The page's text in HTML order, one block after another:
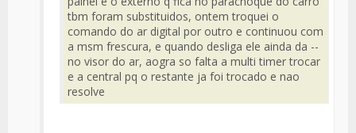
tbm foram substituidos, ontem troquei o
comando do ar digital por outro e continuou com
a msm frescura, e quando desliga ele ainda da --
no visor do ar, aogra so falta a multi timer trocar
e a central pq o restante ja foi trocado e nao
resolve